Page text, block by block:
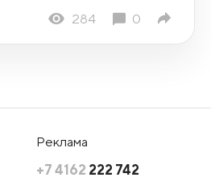
284 0
Реклама
+7 4162 222 742